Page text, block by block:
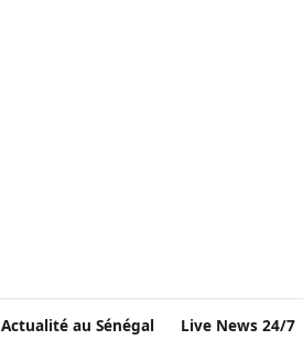
Actualité au Sénégal Live News 24/7